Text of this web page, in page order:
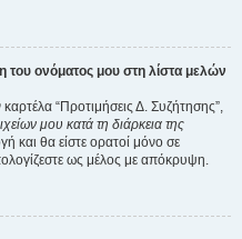
ονόματος μου στη λίστα μελών
“Προτιμήσεις Δ. Συζήτησης”,
μου κατά τη διάρκεια της
και θα είστε ορατοί μόνο σε
ως μέλος με απόκρυψη.